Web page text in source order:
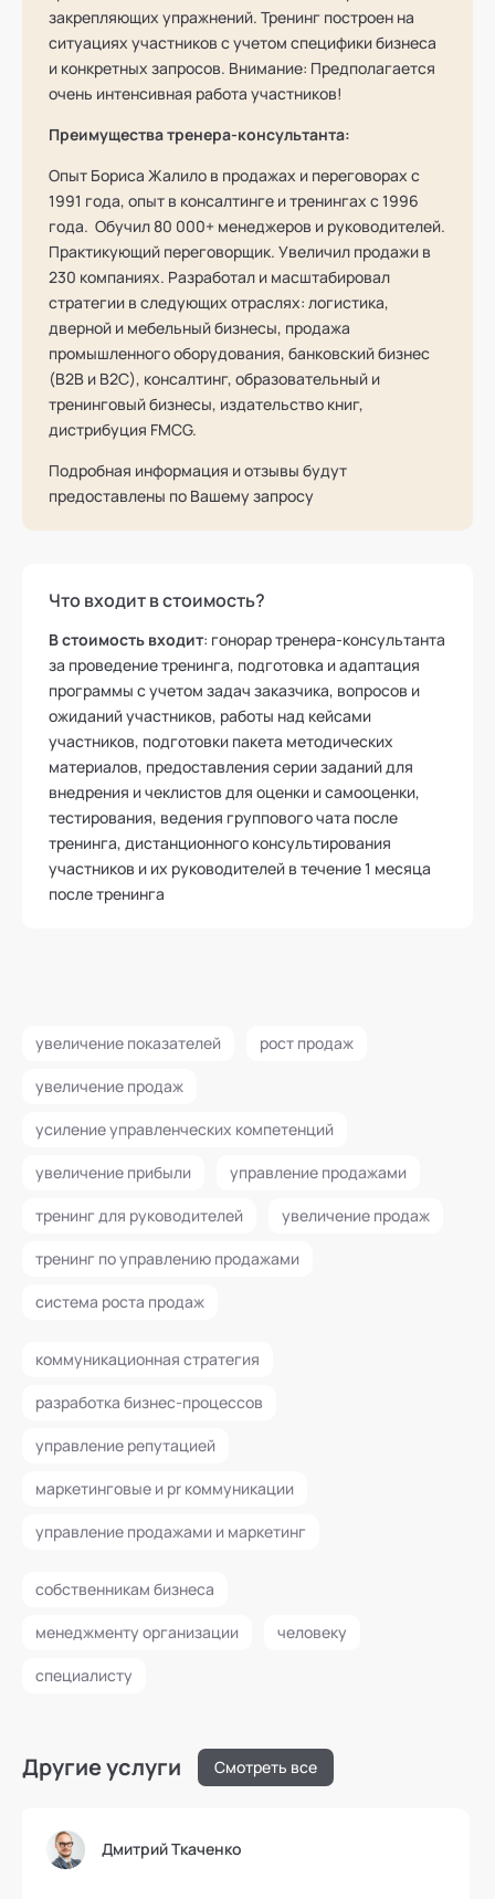
закрепляющих упражнений. Тренинг построен на
ситуациях участников с учетом специфики бизнеса
и конкретных запросов. Внимание: Предполагается
очень интенсивная работа участников!
Преимущества тренера-консультанта:
Опыт Бориса Жалило в продажах и переговорах с
1991 года, опыт в консалтинге и тренингах с 1996
года. Обучил 80 000+ менеджеров и руководителей.
Практикующий переговорщик. Увеличил продажи в
230 компаниях. Разработал и масштабировал
стратегии в следующих отраслях: логистика,
дверной и мебельный бизнесы, продажа
промышленного оборудования, банковский бизнес
(B2B и B2C), консалтинг, образовательный и
тренинговый бизнесы, издательство книг,
дистрибуция FMCG.
Подробная информация и отзывы будут
предоставлены по Вашему запросу
Что входит в стоимость?
В стоимость входит: гонорар тренера-консультанта
за проведение тренинга, подготовка и адаптация
программы с учетом задач заказчика, вопросов и
ожиданий участников, работы над кейсами
участников, подготовки пакета методических
материалов, предоставления серии заданий для
внедрения и чеклистов для оценки и самооценки,
тестирования, ведения группового чата после
тренинга, дистанционного консультирования
участников и их руководителей в течение 1 месяца
после тренинга
увеличение показателей рост продаж
увеличение продаж
усиление управленческих компетенций
увеличение прибыли управление продажами
тренинг для руководителей увеличение продаж
тренинг по управлению продажами
система роста продаж
коммуникационная стратегия
разработка бизнес-процессов
управление репутацией
маркетинговые и pr коммуникации
управление продажами и маркетинг
собственникам бизнеса
менеджменту организации человеку
специалисту
Другие услуги Смотреть все
Дмитрий Ткаченко